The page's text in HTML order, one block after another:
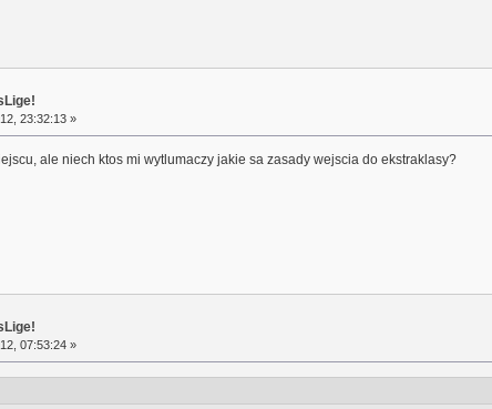
23:32:13 »
ale niech ktos mi wytlumaczy jakie sa zasady wejscia do ekstraklasy?
07:53:24 »